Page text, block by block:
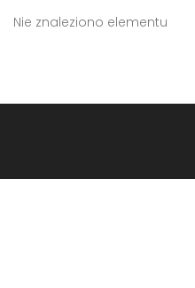
Nie znaleziono elementu